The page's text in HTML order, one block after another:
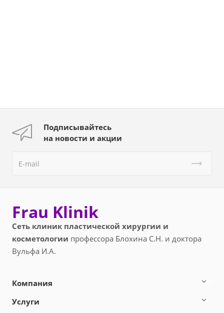
Подписывайтесь
на новости и акции
Frau Klinik
Сеть клиник пластической хирургии и
косметологии профессора Блохина С.Н. и доктора
Вульфа И.А.
Компания
Услуги